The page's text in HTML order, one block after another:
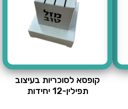
קופסא לסוכריות בעיצוב
תפילין-12 יחידות